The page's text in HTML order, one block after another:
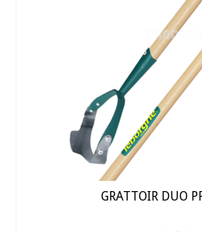
Enterré / Regards
Arroseurs
Pistolets / Brosses
Porte tuyau
Programmateur
GRATTOIR DUO